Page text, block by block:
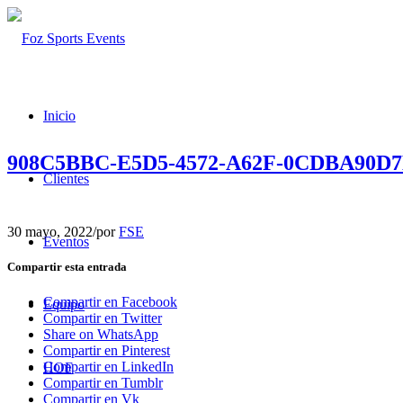
Inicio
Clientes
Eventos
Equipo
HOF
908C5BBC-E5D5-4572-A62F-
30 mayo, 2022/porFSE
Compartir esta entrada
Compartir en Facebook
Compartir en Twitter
Share on WhatsApp
Compartir en Pinterest
Compartir en LinkedIn
Compartir en Tumblr
Compartir en Vk